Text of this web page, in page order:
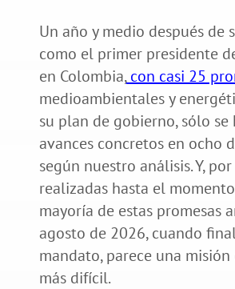
Un año y medio después de
como el primer presidente
en Colombia,con casi 25
medioambientales y
su plan de gobierno, sólo
avances concretos en ocho
según nuestro análisis. Y,
realizadas hasta el
mayoría de estas promesas
agosto de 2026, cuando
mandato, parece una misión
más difícil.